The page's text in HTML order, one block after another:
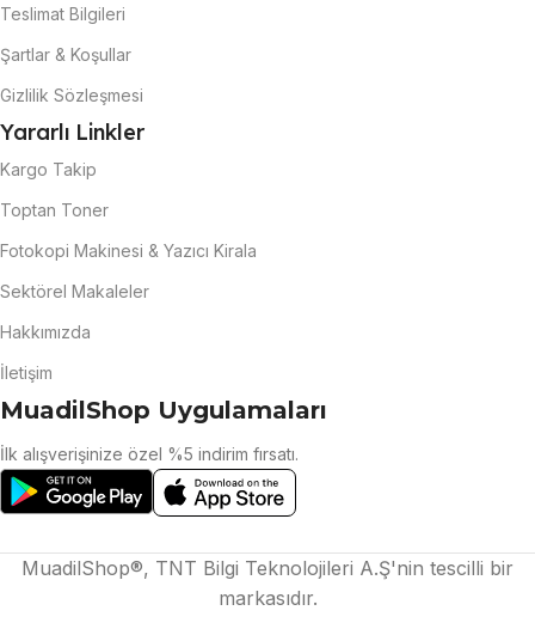
Teslimat Bilgileri
Şartlar & Koşullar
Gizlilik Sözleşmesi
Yararlı Linkler
Kargo Takip
Toptan Toner
Fotokopi Makinesi & Yazıcı Kirala
Sektörel Makaleler
Hakkımızda
İletişim
MuadilShop Uygulamaları
İlk alışverişinize özel %5 indirim fırsatı.
MuadilShop®, TNT Bilgi Teknolojileri A.Ş'nin tescilli bir
markasıdır.